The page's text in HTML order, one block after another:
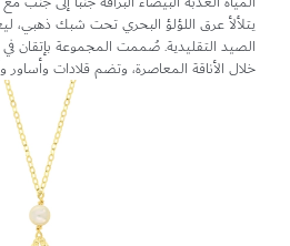
يتلألأ عرق اللؤلؤ البحري تحت شبك ذهبي،
الصيد التقليدية. صُممت المجموعة بإتقان في
خلال الأناقة المعاصرة، وتضم قلادات وأساور